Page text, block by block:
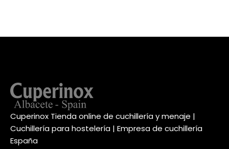
Cuperinox Tienda online de cuchillería y menaje |
Cuchillería para hostelería | Empresa de cuchillería
España